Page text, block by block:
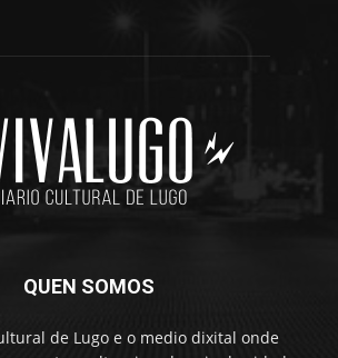
QUEN SOMOS
de Lugo e o medio dixital onde